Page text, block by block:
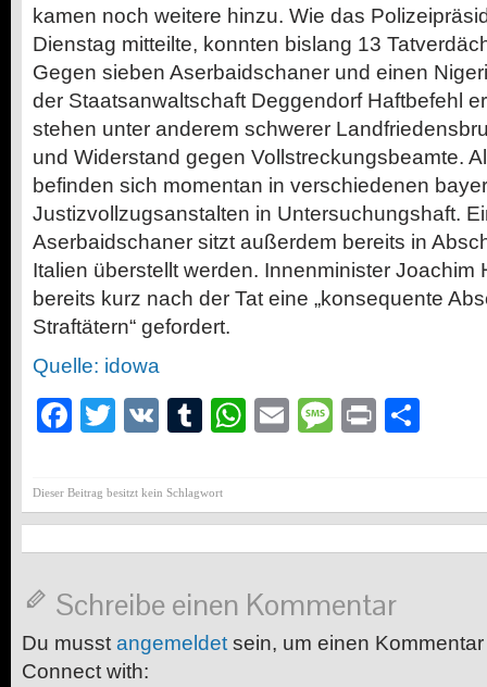
kamen noch weitere hinzu. Wie das
Dienstag mitteilte, konnten bislang 13
Gegen sieben Aserbaidschaner und einen
der Staatsanwaltschaft Deggendorf Haftbefehl
stehen unter anderem schwerer
und Widerstand gegen Vollstreckungsbeamte.
befinden sich momentan in verschiedenen
Justizvollzugsanstalten in Untersuchungshaft.
Aserbaidschaner sitzt außerdem bereits in
Italien überstellt werden. Innenminister Joachim
bereits kurz nach der Tat eine „konsequente
Straftätern“ gefordert.
Quelle: idowa
Facebook
Twitter
VK Tumblr
WhatsApp
EmailMessage
Print
Dieser Beitrag besitzt kein Schlagwort
Schreibe einen Kommentar
Du musst angemeldet sein, um einen
Connect with: